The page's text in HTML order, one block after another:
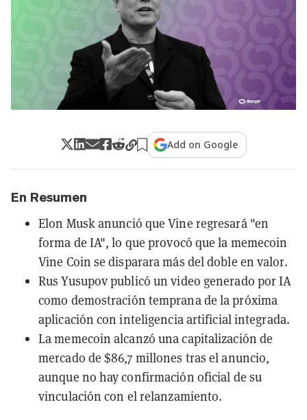
Add on Google
En Resumen
Elon Musk anunció que Vine regresará "en
forma de IA", lo que provocó que la memecoin
Vine Coin se disparara más del doble en valor.
Rus Yusupov publicó un video generado por IA
como demostración temprana de la próxima
aplicación con inteligencia artificial integrada.
La memecoin alcanzó una capitalización de
mercado de $86,7 millones tras el anuncio,
aunque no hay confirmación oficial de su
vinculación con el relanzamiento.